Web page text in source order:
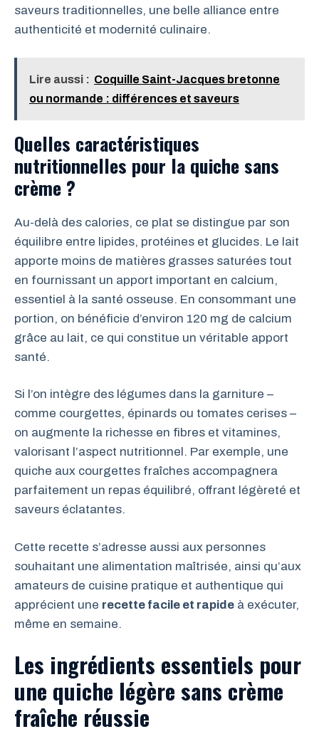
saveurs traditionnelles, une belle alliance entre
authenticité et modernité culinaire.
Lire aussi : Coquille Saint-Jacques bretonne
ou normande : différences et saveurs
Quelles caractéristiques
nutritionnelles pour la quiche sans
crème ?
Au-delà des calories, ce plat se distingue par son
équilibre entre lipides, protéines et glucides. Le lait
apporte moins de matières grasses saturées tout
en fournissant un apport important en calcium,
essentiel à la santé osseuse. En consommant une
portion, on bénéficie d’environ 120 mg de calcium
grâce au lait, ce qui constitue un véritable apport
santé.
Si l’on intègre des légumes dans la garniture –
comme courgettes, épinards ou tomates cerises –
on augmente la richesse en fibres et vitamines,
valorisant l’aspect nutritionnel. Par exemple, une
quiche aux courgettes fraîches accompagnera
parfaitement un repas équilibré, offrant légèreté et
saveurs éclatantes.
Cette recette s’adresse aussi aux personnes
souhaitant une alimentation maîtrisée, ainsi qu’aux
amateurs de cuisine pratique et authentique qui
apprécient une recette facile et rapide à exécuter,
même en semaine.
Les ingrédients essentiels pour
une quiche légère sans crème
fraîche réussie